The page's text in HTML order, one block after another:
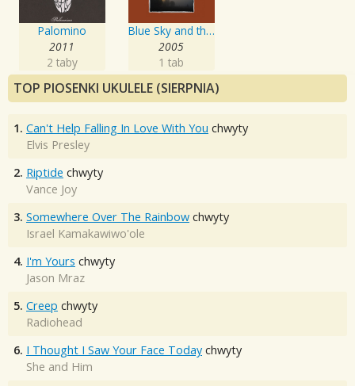
Palomino
2011
2 taby
Blue Sky and the Devil
2005
1 tab
TOP PIOSENKI UKULELE (SIERPNIA)
1. Can't Help Falling In Love With You chwyty
Elvis Presley
2. Riptide chwyty
Vance Joy
3. Somewhere Over The Rainbow chwyty
Israel Kamakawiwo'ole
4. I'm Yours chwyty
Jason Mraz
5. Creep chwyty
Radiohead
6. I Thought I Saw Your Face Today chwyty
She and Him